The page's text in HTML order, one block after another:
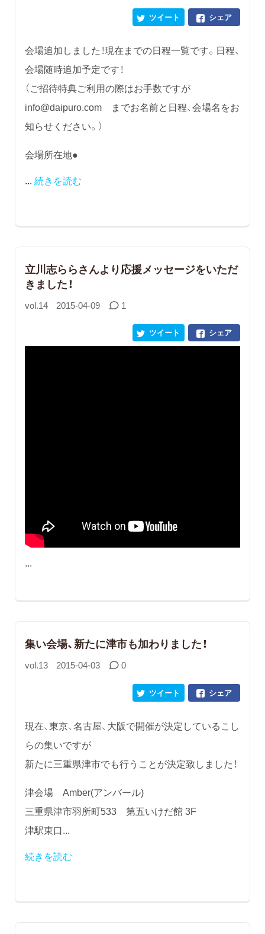
シェア
ツイート
会場追加しました！現在までの日程一覧です。日程、
会場随時追加予定です！
（ご招待特典ご利用の際はお手数ですが
info@daipuro.com までお名前と日程、会場名をお
知らせください。）
会場所在地●
... 続きを読む
立川志ららさんより応援メッセージをいただ
きました！
vol.14 2015-04-09 1
シェア
ツイート
...
集い会場、新たに津市も加わりました！
vol.13 2015-04-03 0
シェア
ツイート
現在、東京、名古屋、大阪で開催が決定しているこし
らの集いですが
新たに三重県津市でも行うことが決定致しました！
津会場 Amber(アンバール)
三重県津市羽所町533 第五いけだ館 3F
津駅東口...
続きを読む